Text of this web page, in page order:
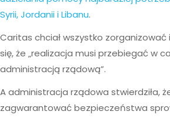
Syrii, Jordanii i Libanu.
Caritas chciał wszystko zorganizować
się, że „realizacja musi przebiegać w
administracją rządową”.
A administracja rządowa stwierdziła,
zagwarantować bezpieczeństwa